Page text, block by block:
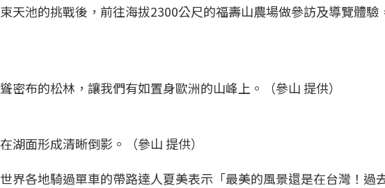
天池的挑戰後，前往海拔2300公尺的福壽山農場做參訪及導覽體驗
布的松林，讓我們有如置身歐洲的山峰上。（參山 提供）
面形成清晰倒影。（參山 提供）
界各地騎過單車的帶路達人夏美表示「最美的風景還是在台灣！過